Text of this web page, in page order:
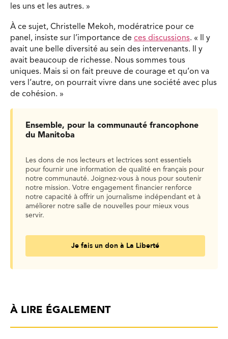
les uns et les autres. »
À ce sujet, Christelle Mekoh, modératrice pour ce
panel, insiste sur l’importance de ces discussions. « Il y
avait une belle diversité au sein des intervenants. Il y
avait beaucoup de richesse. Nous sommes tous
uniques. Mais si on fait preuve de courage et qu’on va
vers l’autre, on pourrait vivre dans une société avec plus
de cohésion. »
Ensemble, pour la communauté francophone
du Manitoba
Les dons de nos lecteurs et lectrices sont essentiels
pour fournir une information de qualité en français pour
notre communauté. Joignez-vous à nous pour soutenir
notre mission. Votre engagement financier renforce
notre capacité à offrir un journalisme indépendant et à
améliorer notre salle de nouvelles pour mieux vous
servir.
Je fais un don à La Liberté
À LIRE ÉGALEMENT